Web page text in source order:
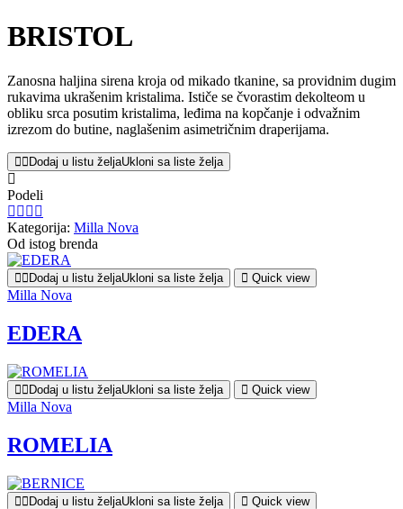
BRISTOL
Zanosna haljina sirena kroja od mikado tkanine, sa providnim dugim
rukavima ukrašenim kristalima. Ističe se čvorastim dekolteom u
obliku srca posutim kristalima, leđima na kopčanje i odvažnim
izrezom do butine, naglašenim asimetričnim draperijama.
Dodaj u listu željaUkloni sa liste želja
Podeli
Kategorija: Milla Nova
Od istog brenda
Dodaj u listu željaUkloni sa liste želja Quick view
Milla Nova
EDERA
Dodaj u listu željaUkloni sa liste želja Quick view
Milla Nova
ROMELIA
Dodaj u listu željaUkloni sa liste želja Quick view